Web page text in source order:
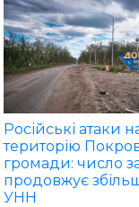
Російські атаки
територію
громади: число
продовжує
УНН